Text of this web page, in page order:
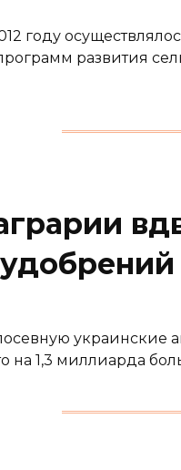
году
развития
украинские
на 1,3 миллиарда